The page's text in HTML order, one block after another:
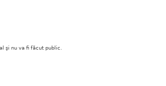
şi nu va fi făcut public.